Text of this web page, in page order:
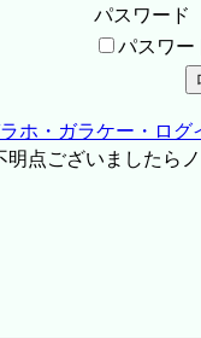
パスワード
パスワー
ホ・ガラケー・ログ
点ございましたら